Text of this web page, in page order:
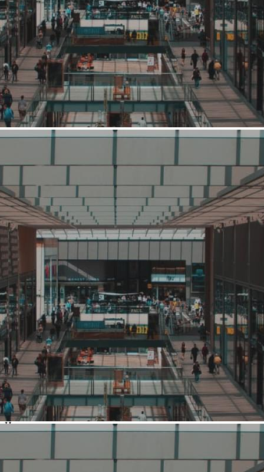
Средний
Связаться с ритейлером Узнать планы развития ритейлера
книжных магазинов, основанная в 2005 году. Розничная сеть
входит в издательско-книготорговый холдинг "Лабиринт" ,
наряду с издательством "Лабиринт Пресс" и Интернет-
магазином "Лабиринт". На сегодняшний день магазины
книжной сети открыты в Москве и в Подмосковье. "Книжный
Лабиринт" предлагает широкий ассорти...
6697 (+2)
Навигация
О ритейлере
О компании
Информация о развитии ритейлера
Где представлена ТС
Контакты
Новости торговой сети
Фотогалерея
О ритейлере Книжный
Лабиринт
Название:
Книжный Лабиринт
Россия